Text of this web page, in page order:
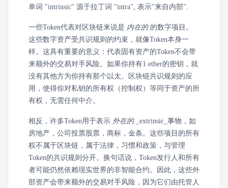
单词 "intrinsic" 源于拉丁词 "intra", 表示"来自内部".
一些Token代表对区块链来说是 内在的的数字项目。
这些数字资产受共识规则的约束，就像Token本身一
样。这具有重要的意义：代表固有资产的Token不会带
来额外的交易对手风险。如果你持有1 ether的密钥，就
没有其他方为你持有那个以太。区块链共识规则的应
用，使得你对私钥的所有权（控制权）等同于资产的所
有权，无需任何中介。
相反，许多Token用于表示 外在的_extrinsic_事物，如
房地产，公司投票股票，商标，金条。这些项目的所有
权不属于区块链，属于法律，习惯和政策，与管理
Token的共识规则分开。换句话说，Token发行人和所有
者可能仍然依赖现实世界的非智能合约。因此，这些外
部资产会带来额外的交易对手风险，因为它们由托管人